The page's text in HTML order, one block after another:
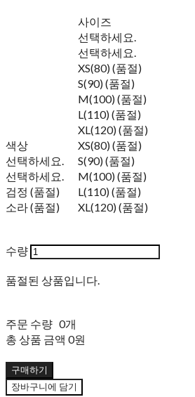
색상
선택하세요.
선택하세요.
검정 (품절)
소라 (품절)
사이즈
선택하세요.
선택하세요.
XS(80) (품절)
S(90) (품절)
M(100) (품절)
L(110) (품절)
XL(120) (품절)
XS(80) (품절)
S(90) (품절)
M(100) (품절)
L(110) (품절)
XL(120) (품절)
수량
품절된 상품입니다.
주문 수량 0개
총 상품 금액 0원
구매하기
장바구니에 담기